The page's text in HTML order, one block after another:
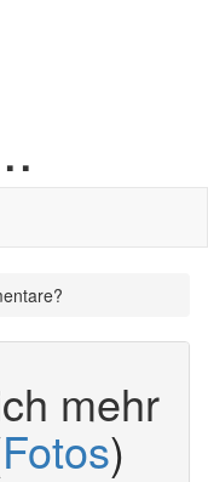
mehr
Fotos)